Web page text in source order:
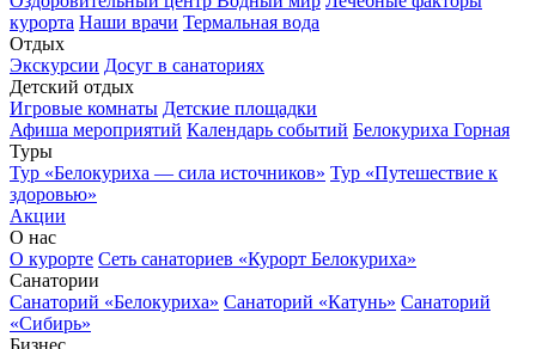
курорта Наши врачи Термальная вода
Отдых
Экскурсии Досуг в санаториях
Детский отдых
Игровые комнаты Детские площадки
Афиша мероприятий Календарь событий Белокуриха Горная
Туры
Тур «Белокуриха — сила источников» Тур «Путешествие к
здоровью»
Акции
О нас
О курорте Сеть санаториев «Курорт Белокуриха»
Санатории
Санаторий «Белокуриха» Санаторий «Катунь» Санаторий
«Сибирь»
Бизнес